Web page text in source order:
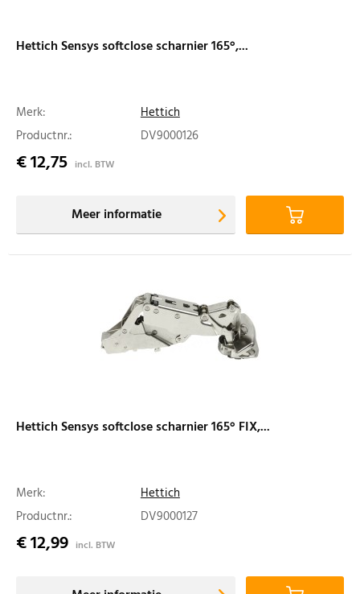
Hettich Sensys softclose scharnier 165°,...
Merk:
Hettich
Productnr.:
DV9000126
€ 12,75 incl. BTW
Meer informatie
Hettich Sensys softclose scharnier 165° FIX,...
Merk:
Hettich
Productnr.:
DV9000127
€ 12,99 incl. BTW